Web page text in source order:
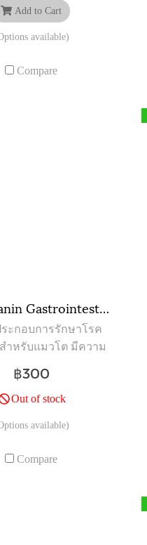
Add to Cart
available)
Compare
Royal Canin Gastrointestinal ขนาดถุง ( 400 กรัม , 2 กิโลกรัม )
ะกอบการรักษาโรค
ำหรับแมวโต มีความ
องเสีย อาเจียน
฿300
Out of stock
available)
Compare